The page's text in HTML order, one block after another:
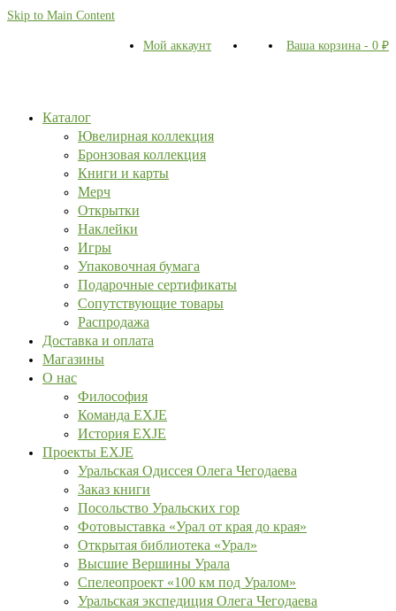
Skip to Main Content
Мой аккаунт Ваша корзина - 0 ₽
Каталог
Ювелирная коллекция
Бронзовая коллекция
Книги и карты
Мерч
Открытки
Наклейки
Игры
Упаковочная бумага
Подарочные сертификаты
Сопутствующие товары
Распродажа
Доставка и оплата
Магазины
О нас
Философия
Команда EXJE
История EXJE
Проекты EXJE
Уральская Одиссея Олега Чегодаева
Заказ книги
Посольство Уральских гор
Фотовыставка «Урал от края до края»
Открытая библиотека «Урал»
Высшие Вершины Урала
Спелеопроект «100 км под Уралом»
Уральская экспедиция Олега Чегодаева